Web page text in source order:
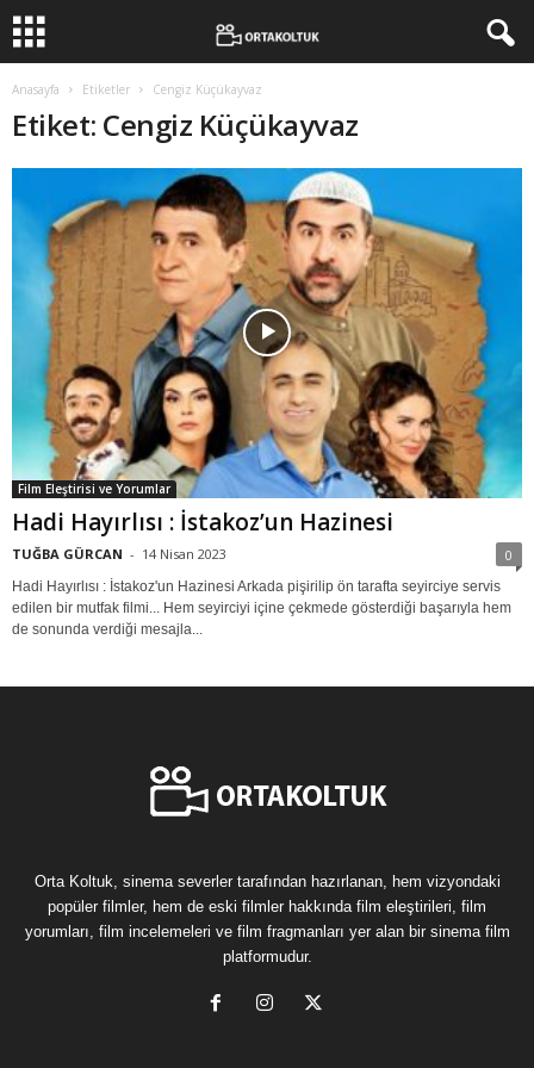
Anasayfa Etiketler Cengiz Küçükayvaz
Etiket: Cengiz Küçükayvaz
Film Eleştirisi ve Yorumlar
Hadi Hayırlısı : İstakoz’un Hazinesi
TUĞBA GÜRCAN - 14 Nisan 2023 0
Hadi Hayırlısı : İstakoz'un Hazinesi Arkada pişirilip ön tarafta seyirciye servis
edilen bir mutfak filmi... Hem seyirciyi içine çekmede gösterdiği başarıyla hem
de sonunda verdiği mesajla...
Orta Koltuk, sinema severler tarafından hazırlanan, hem vizyondaki
popüler filmler, hem de eski filmler hakkında film eleştirileri, film
yorumları, film incelemeleri ve film fragmanları yer alan bir sinema film
platformudur.